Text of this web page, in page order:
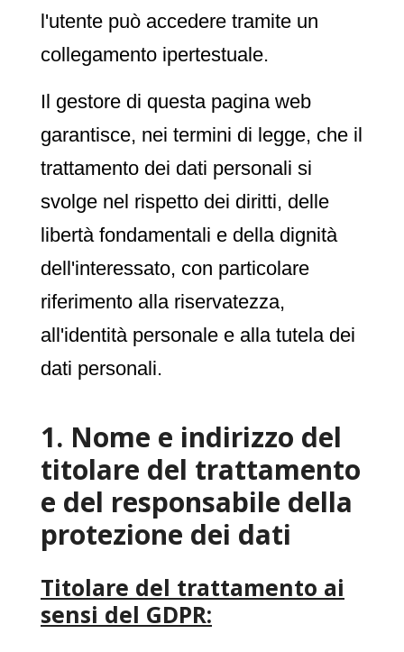
l'utente può accedere tramite un
collegamento ipertestuale.
Il gestore di questa pagina web
garantisce, nei termini di legge, che il
trattamento dei dati personali si
svolge nel rispetto dei diritti, delle
libertà fondamentali e della dignità
dell'interessato, con particolare
riferimento alla riservatezza,
all'identità personale e alla tutela dei
dati personali.
1. Nome e indirizzo del
titolare del trattamento
e del responsabile della
protezione dei dati
Titolare del trattamento ai
sensi del GDPR: